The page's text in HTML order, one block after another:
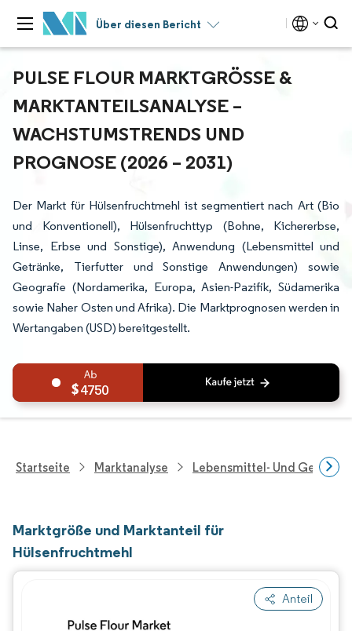
Über diesen Bericht
PULSE FLOUR MARKTGRÖSSE & M
ARKTANTEILSANALYSE – W
ACHSTUMSTRENDS UND P
ROGNOSE (2026 – 2031)
Der Markt für Hülsenfruchtmehl ist segmentiert nach Art (Bio
und Konventionell), Hülsenfruchttyp (Bohne, Kichererbse,
Linse, Erbse und Sonstige), Anwendung (Lebensmittel und
Getränke, Tierfutter und Sonstige Anwendungen) sowie
Geografie (Nordamerika, Europa, Asien-Pazifik, Südamerika
sowie Naher Osten und Afrika). Die Marktprognosen werden in
Wertangaben (USD) bereitgestellt.
4750
Startseite Marktanalyse Lebensmittel- Und
Marktgröße und Marktanteil für
Hülsenfruchtmehl
Anteil